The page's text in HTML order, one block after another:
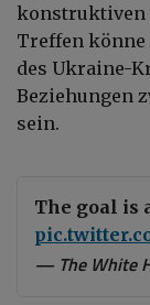
konstruktiven
Treffen könne
des Ukraine-
Beziehungen
sein.
The goal is
— The White